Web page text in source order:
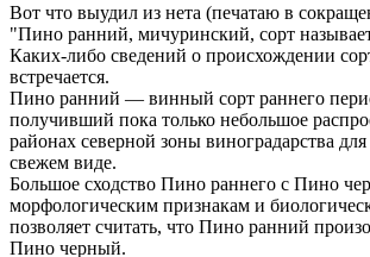
Вот что выудил из нета (печатаю в
"Пино ранний, мичуринский, сорт
Каких-либо сведений о происхождении
встречается.
Пино ранний — винный сорт раннего
получивший пока только небольшое
районах северной зоны виноградарства
свежем виде.
Большое сходство Пино раннего с Пино
морфологическим признакам и
позволяет считать, что Пино ранний
Пино черный.